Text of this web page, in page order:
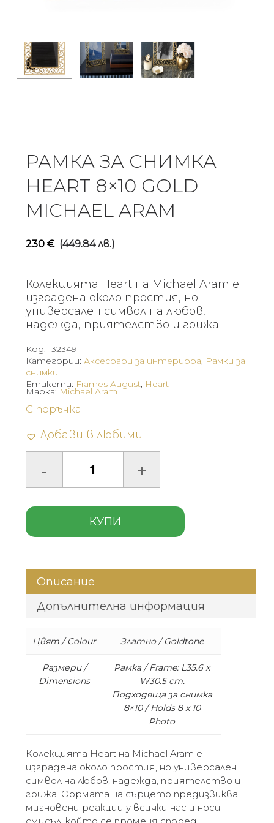
РАМКА ЗА СНИМКА
HEART 8×10 GOLD
MICHAEL ARAM
230 € (449.84 лв.)
Колекцията Heart на Michael Aram е
изградена около простия, но
универсален символ на любов,
надежда, приятелство и грижа.
Код:132349
Категории: Аксесоари за интериора, Рамки за
снимки
Етикети: Frames August, Heart
С поръчка
Добави в любими
КУПИ
Марка: Michael Aram
Описание
Допълнителна информация
Цвят / Colour Златно /Goldtone
Размери /
Dimensions
Рамка / Frame: L35.6 x
W30.5 cm.
Подходяща за снимка
8×10 / Holds 8 x 10
Photo
Колекцията Heart на Michael Aram е
изградена около простия, но универсален
символ на любов, надежда, приятелство и
грижа. Формата на сърцето предизвиква
мигновени реакции у всички нас и носи